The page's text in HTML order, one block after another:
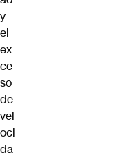
y
el
ex
ce
so
de
vel
oci
da